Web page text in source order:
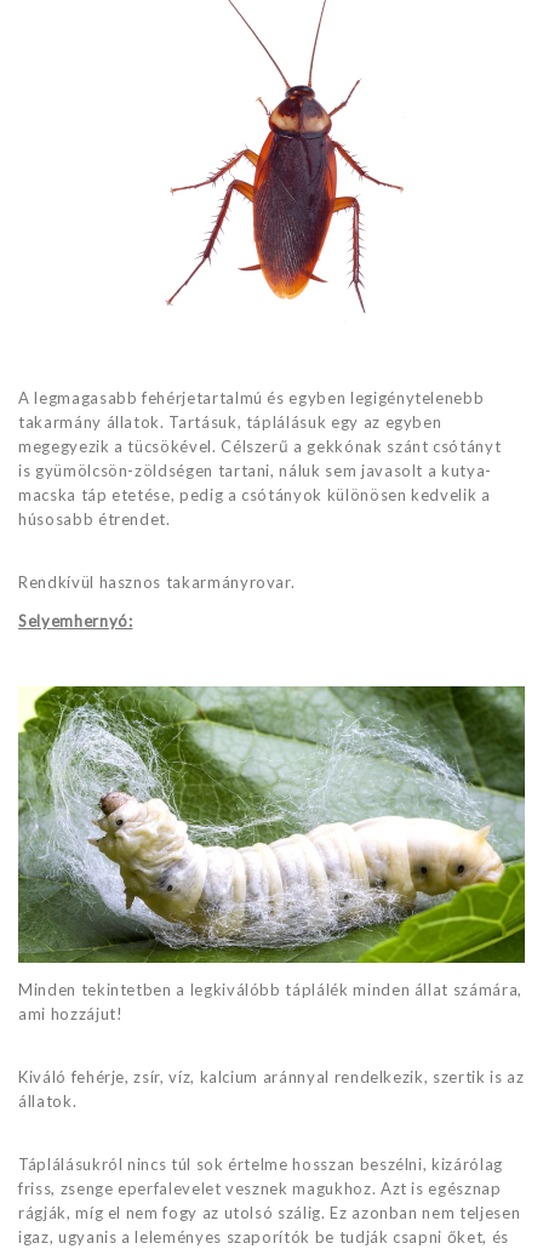
A legmagasabb fehérjetartalmú és egyben legigénytelenebb
takarmány állatok. Tartásuk, táplálásuk egy az egyben
megegyezik a tücsökével. Célszerű a gekkónak szánt csótányt
is gyümölcsön-zöldségen tartani, náluk sem javasolt a kutya-
macska táp etetése, pedig a csótányok különösen kedvelik a
húsosabb étrendet.
Rendkívül hasznos takarmányrovar.
Selyemhernyó:
Minden tekintetben a legkiválóbb táplálék minden állat számára,
ami hozzájut!
Kiváló fehérje, zsír, víz, kalcium aránnyal rendelkezik, szertik is az
állatok.
Táplálásukról nincs túl sok értelme hosszan beszélni, kizárólag
friss, zsenge eperfalevelet vesznek magukhoz. Azt is egésznap
rágják, míg el nem fogy az utolsó szálig. Ez azonban nem teljesen
igaz, ugyanis a leleményes szaporítók be tudják csapni őket, és